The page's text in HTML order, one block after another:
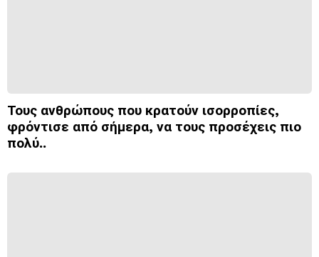
Τους ανθρώπους που κρατούν ισορροπίες,
φρόντισε από σήμερα, να τους προσέχεις πιο
πολύ..